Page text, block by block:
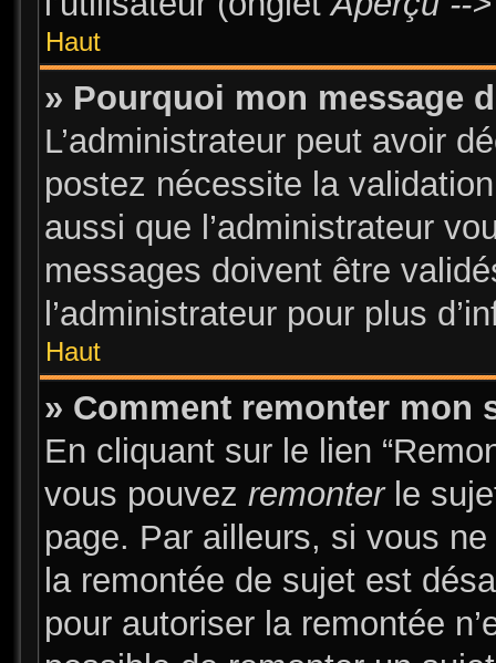
Haut
» Pourquoi mon message
L’administrateur peut avoir
postez nécessite la
aussi que l’administrateur
messages doivent être
l’administrateur pour plus
Haut
» Comment remonter mon
En cliquant sur le lien
vous pouvez remonterle
page. Par ailleurs, si vous
la remontée de sujet est
pour autoriser la remontée